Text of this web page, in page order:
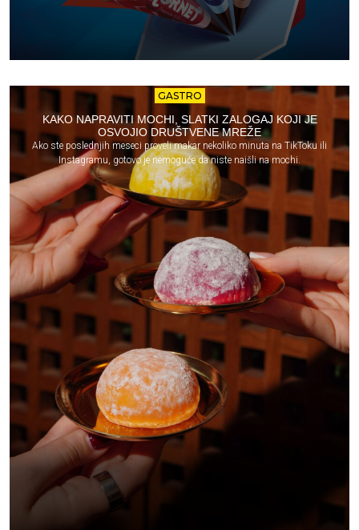
GASTRO
KAKO NAPRAVITI MOCHI, SLATKI ZALOGAJ KOJI JE
OSVOJIO DRUŠTVENE MREŽE
Ako ste poslednjih meseci proveli makar nekoliko minuta na TikToku ili
Instagramu, gotovo je nemoguće da niste naišli na mochi.